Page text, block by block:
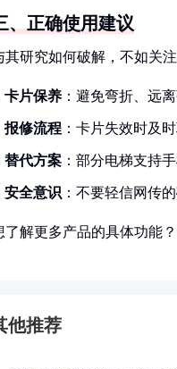
、正确使用建议
其研究如何破解，不如关
卡片保养 ：避免弯折、远
报修流程 ：卡片失效时及
替代方案 ：部分电梯支持
安全意识 ：不要轻信网传
了解更多产品的具体功能
他推荐